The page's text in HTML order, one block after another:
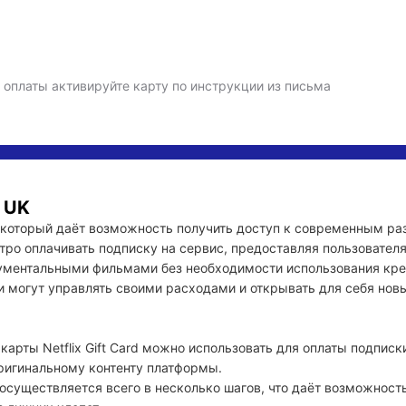
активируйте карту по инструкции из письма
даёт возможность получить доступ к современным
оплачивать подписку на сервис, предоставляя
фильмами без необходимости использования
управлять своими расходами и открывать для себя
Netflix Gift Card можно использовать для оплаты
контенту платформы.
всего в несколько шагов, что даёт